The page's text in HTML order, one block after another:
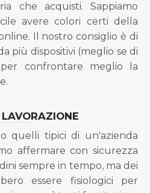
che acquisti. Sappiamo
avere colori certi della
Il nostro consiglio è di
più dispositivi (meglio se di
confrontare meglio la
quelli tipici di un'azienda
affermare con sicurezza
sempre in tempo, ma dei
essere fisiologici per